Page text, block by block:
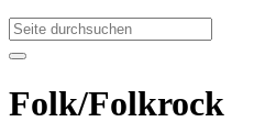
Folk/Folkrock